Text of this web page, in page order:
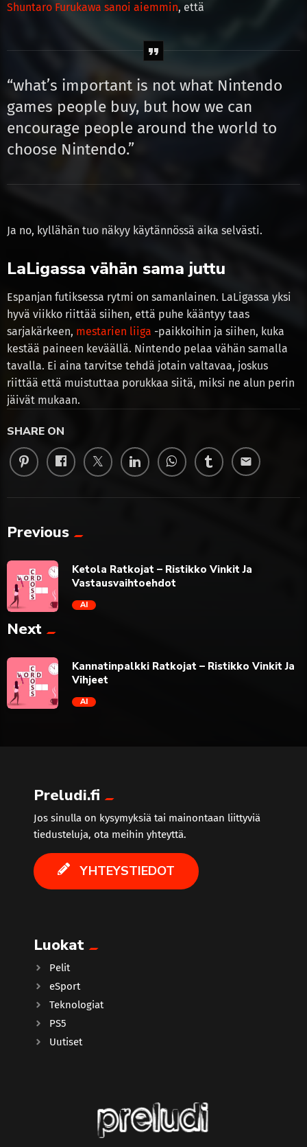
Shuntaro Furukawa sanoi aiemmin, että
“what’s important is not what Nintendo
games people buy, but how we can
encourage people around the world to
choose Nintendo.”
Ja no, kyllähän tuo näkyy käytännössä aika selvästi.
LaLigassa vähän sama juttu
Espanjan futiksessa rytmi on samanlainen. LaLigassa yksi
hyvä viikko riittää siihen, että puhe kääntyy taas
sarjakärkeen, mestarien liiga -paikkoihin ja siihen, kuka
kestää paineen keväällä. Nintendo pelaa vähän samalla
tavalla. Ei aina tarvitse tehdä jotain valtavaa, joskus
riittää että muistuttaa porukkaa siitä, miksi ne alun perin
jäivät mukaan.
SHARE ON
email
Previous
trending_flat
Ketola Ratkojat – Ristikko Vinkit Ja
Vastausvaihtoehdot
AI
Next
Kannatinpalkki Ratkojat – Ristikko Vinkit Ja
Vihjeet
AI
Preludi.fi
Jos sinulla on kysymyksiä tai mainontaan liittyviä
tiedusteluja, ota meihin yhteyttä.
YHTEYSTIEDOT
Luokat
Pelit
eSport
Teknologiat
PS5
Uutiset